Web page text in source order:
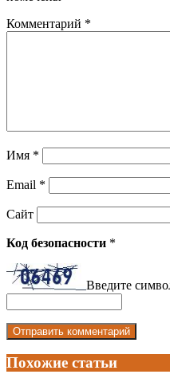
Комментарий *
Имя *
Email *
Сайт
Код безопасности *
Введите
Похожие статьи